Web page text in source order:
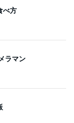
べ方
ラマン